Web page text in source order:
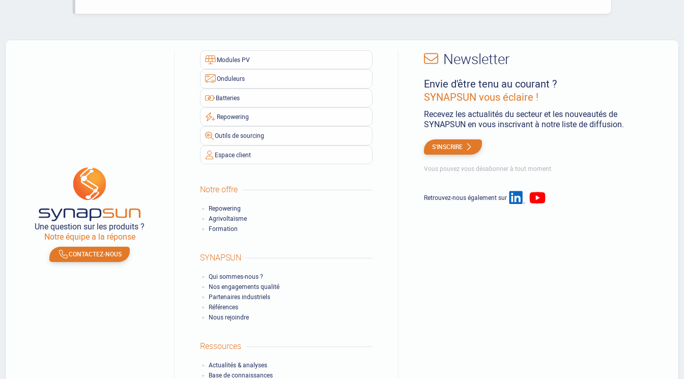
Une question sur les produits ?
Notre équipe a la réponse
CONTACTEZ-NOUS
Modules PV
Onduleurs
Batteries
Repowering
Outils de sourcing
Espace client
Notre offre
Repowering
Agrivoltaïsme
Formation
SYNAPSUN
Qui sommes-nous ?
Nos engagements qualité
Partenaires industriels
Références
Nous rejoindre
Ressources
Actualités & analyses
Base de connaissances
Newsletter
Envie d'être tenu au courant ?
SYNAPSUN vous éclaire !
Recevez les actualités du secteur et les nouveautés de
SYNAPSUN en vous inscrivant à notre liste de diffusion.
S'INSCRIRE
Vous pouvez vous désabonner à tout moment.
Retrouvez-nous également sur